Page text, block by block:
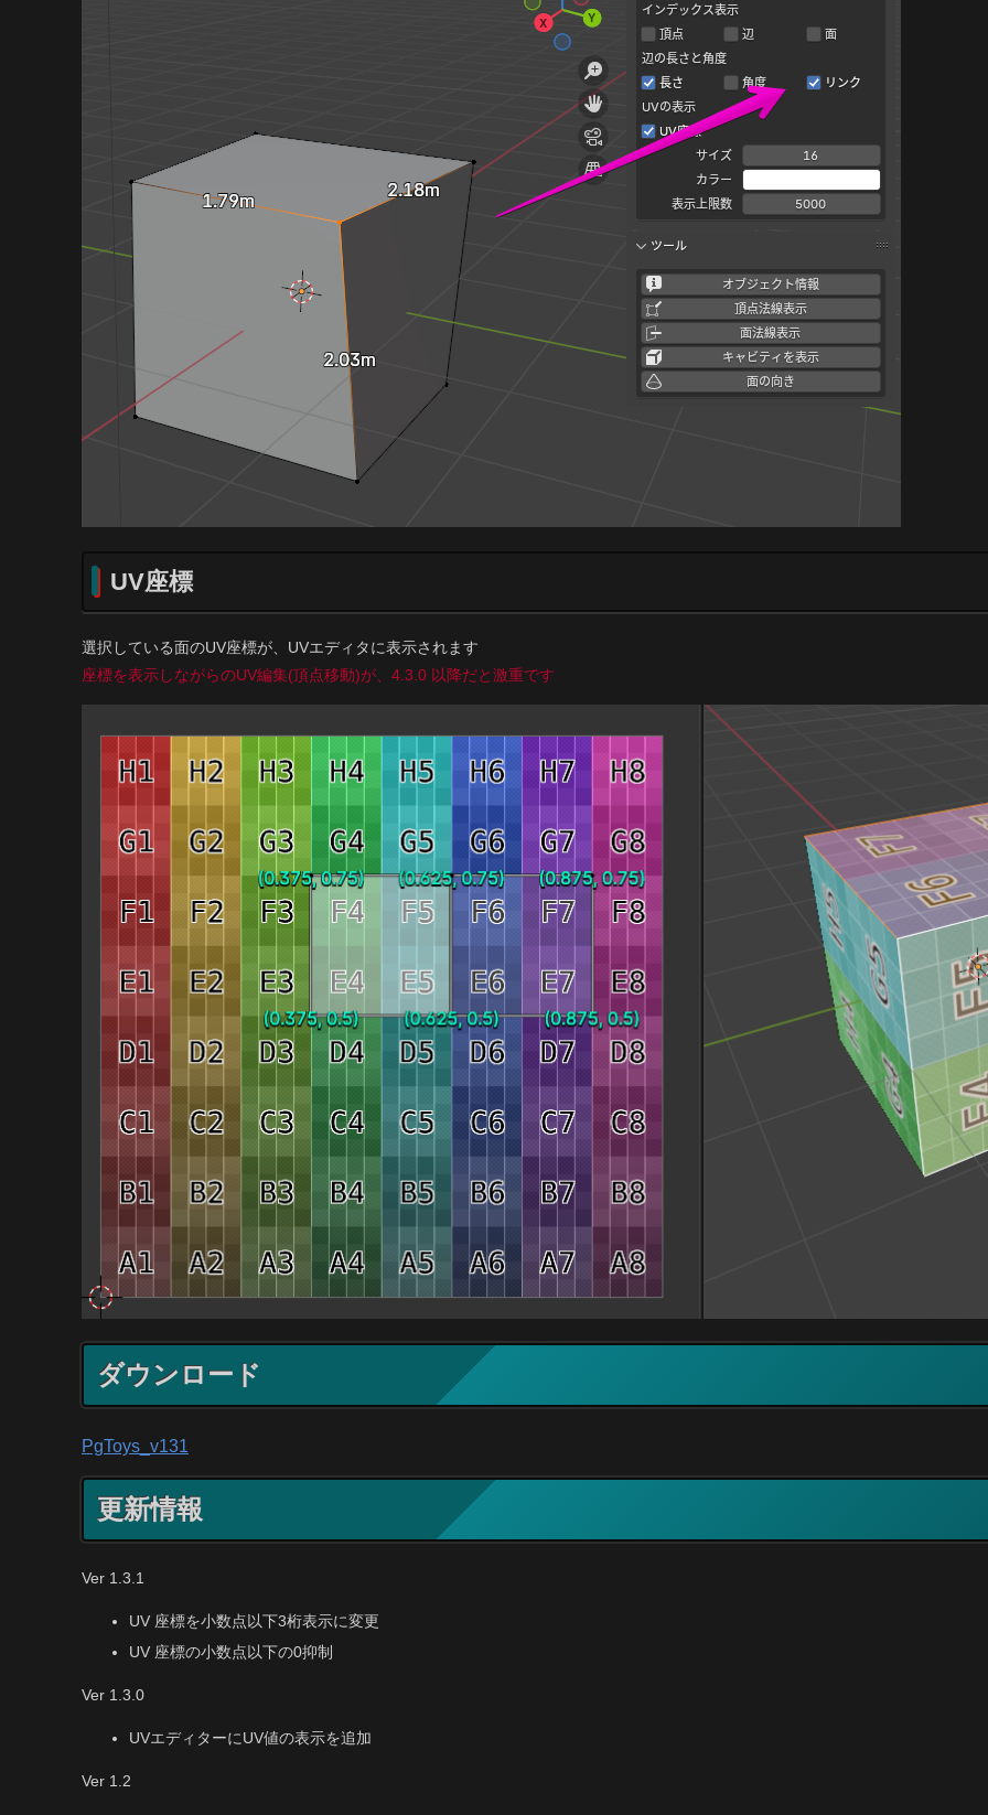
UV座標
選択している面のUV座標が、UVエディタに表示されます
座標を表示しながらのUV編集(頂点移動)が、4.3.0 以降だと激重です
ダウンロード
PgToys_v131
更新情報
Ver 1.3.1
UV 座標を小数点以下3桁表示に変更
UV 座標の小数点以下の0抑制
Ver 1.3.0
UVエディターにUV値の表示を追加
Ver 1.2